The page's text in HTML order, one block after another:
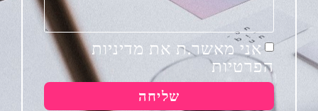
אני מאשר.ת את מדיניות
הפרטיות
שליחה